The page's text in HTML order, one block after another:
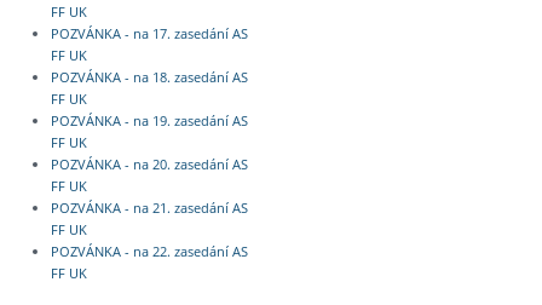
FF UK
POZVÁNKA - na 17. zasedání AS
FF UK
POZVÁNKA - na 18. zasedání AS
FF UK
POZVÁNKA - na 19. zasedání AS
FF UK
POZVÁNKA - na 20. zasedání AS
FF UK
POZVÁNKA - na 21. zasedání AS
FF UK
POZVÁNKA - na 22. zasedání AS
FF UK